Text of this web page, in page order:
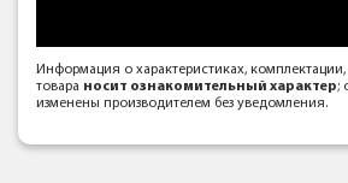
Информация о характеристиках,
товара носит ознакомительный характер;
изменены производителем без уведомления.